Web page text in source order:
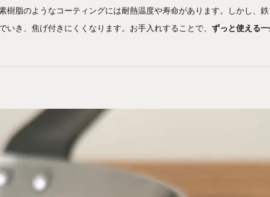
樹脂のようなコーティングには耐熱温度や寿命があります。しかし、
いき、焦げ付きにくくなります。お手入れすることで、 ずっと使える